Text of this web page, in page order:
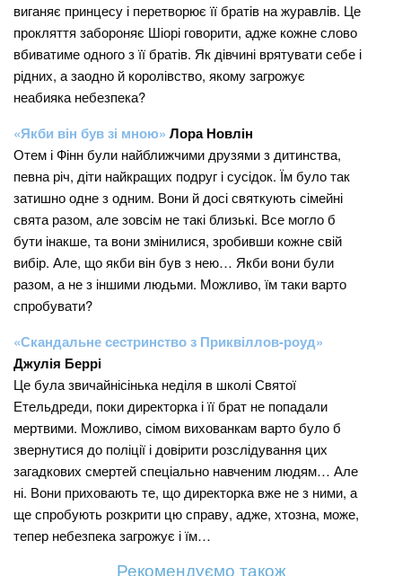
виганяє принцесу і перетворює її братів на журавлів. Це
прокляття забороняє Шіорі говорити, адже кожне слово
вбиватиме одного з її братів. Як дівчині врятувати себе і
рідних, а заодно й королівство, якому загрожує
неабияка небезпека?
«Якби він був зі мною» Лора Новлін
Отем і Фінн були найближчими друзями з дитинства,
певна річ, діти найкращих подруг і сусідок. Їм було так
затишно одне з одним. Вони й досі святкують сімейні
свята разом, але зовсім не такі близькі. Все могло б
бути інакше, та вони змінилися, зробивши кожне свій
вибір. Але, що якби він був з нею… Якби вони були
разом, а не з іншими людьми. Можливо, їм таки варто
спробувати?
«Скандальне сестринство з Приквіллов-роуд»
Джулія Беррі
Це була звичайнісінька неділя в школі Святої
Етельдреди, поки директорка і її брат не попадали
мертвими. Можливо, сімом вихованкам варто було б
звернутися до поліції і довірити розслідування цих
загадкових смертей спеціально навченим людям… Але
ні. Вони приховають те, що директорка вже не з ними, а
ще спробують розкрити цю справу, адже, хтозна, може,
тепер небезпека загрожує і їм…
Рекомендуємо також